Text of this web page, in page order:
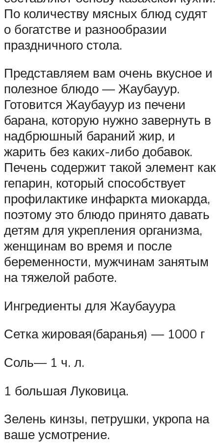
По количеству мясных блюд судят
о богатстве и разнообразии
праздничного стола.
Представляем вам очень вкусное и
полезное блюдо — Жаубауур.
Готовится Жаубауур из печени
барана, которую нужно завернуть в
надбрюшный бараний жир, и
жарить без каких-либо добавок.
Печень содержит такой элемент как
гепарин, который способствует
профилактике инфаркта миокарда,
поэтому это блюдо принято давать
детям для укрепления организма,
женщинам во время и после
беременности, мужчинам занятым
на тяжелой работе.
Ингредиенты для Жаубауура
Сетка жировая(баранья) — 1000 г
Соль— 1 ч. л.
1 большая Луковица.
Зелень кинзы, петрушки, укропа на
ваше усмотрение.